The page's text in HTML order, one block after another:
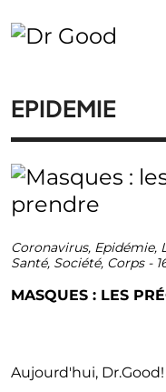
EPIDEMIE
Coronavirus, Epidémie,
Santé, Société, Corps-
MASQUES : LES
Aujourd'hui,